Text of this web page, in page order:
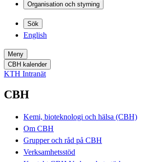
Organisation och styrning
Sök
English
Meny
CBH kalender
KTH Intranät
CBH
Kemi, bioteknologi och hälsa (CBH)
Om CBH
Grupper och råd på CBH
Verksamhetsstöd